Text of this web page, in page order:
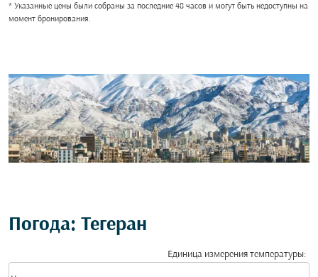
* Указанные цены были собраны за последние 48 часов и могут быть недоступны на
момент бронирования.
Погода: Тегеран
Единица измерения температуры: